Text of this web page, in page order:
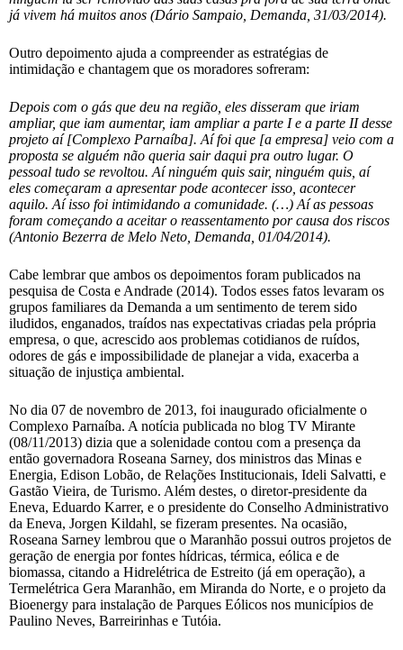
já vivem há muitos anos (Dário Sampaio, Demanda, 31/03/2014).
Outro depoimento ajuda a compreender as estratégias de
intimidação e chantagem que os moradores sofreram:
Depois com o gás que deu na região, eles disseram que iriam
ampliar, que iam aumentar, iam ampliar a parte I e a parte II desse
projeto aí [Complexo Parnaíba]. Aí foi que [a empresa] veio com a
proposta se alguém não queria sair daqui pra outro lugar. O
pessoal tudo se revoltou. Aí ninguém quis sair, ninguém quis, aí
eles começaram a apresentar pode acontecer isso, acontecer
aquilo. Aí isso foi intimidando a comunidade. (…) Aí as pessoas
foram começando a aceitar o reassentamento por causa dos riscos
(Antonio Bezerra de Melo Neto, Demanda, 01/04/2014).
Cabe lembrar que ambos os depoimentos foram publicados na
pesquisa de Costa e Andrade (2014). Todos esses fatos levaram os
grupos familiares da Demanda a um sentimento de terem sido
iludidos, enganados, traídos nas expectativas criadas pela própria
empresa, o que, acrescido aos problemas cotidianos de ruídos,
odores de gás e impossibilidade de planejar a vida, exacerba a
situação de injustiça ambiental.
No dia 07 de novembro de 2013, foi inaugurado oficialmente o
Complexo Parnaíba. A notícia publicada no blog TV Mirante
(08/11/2013) dizia que a solenidade contou com a presença da
então governadora Roseana Sarney, dos ministros das Minas e
Energia, Edison Lobão, de Relações Institucionais, Ideli Salvatti, e
Gastão Vieira, de Turismo. Além destes, o diretor-presidente da
Eneva, Eduardo Karrer, e o presidente do Conselho Administrativo
da Eneva, Jorgen Kildahl, se fizeram presentes. Na ocasião,
Roseana Sarney lembrou que o Maranhão possui outros projetos de
geração de energia por fontes hídricas, térmica, eólica e de
biomassa, citando a Hidrelétrica de Estreito (já em operação), a
Termelétrica Gera Maranhão, em Miranda do Norte, e o projeto da
Bioenergy para instalação de Parques Eólicos nos municípios de
Paulino Neves, Barreirinhas e Tutóia.